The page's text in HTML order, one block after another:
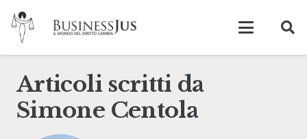
Articoli scritti da
Simone Centola